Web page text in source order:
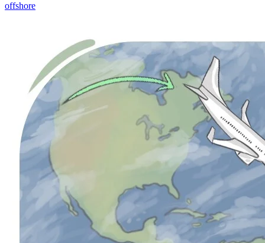
offshore